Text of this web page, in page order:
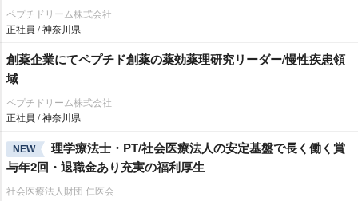
ペプチドリーム株式会社
正社員 / 神奈川県
創薬企業にてペプチド創薬の薬効薬理研究リーダー/慢性疾患領
域
ペプチドリーム株式会社
正社員 / 神奈川県
NEW
理学療法士・PT/社会医療法人の安定基盤で長く働く賞
与年2回・退職金あり充実の福利厚生
社会医療法人財団 仁医会